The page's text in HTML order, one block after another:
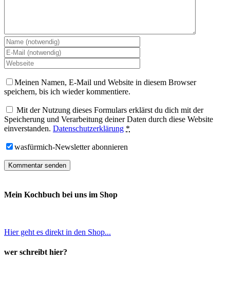
Meinen Namen, E-Mail und Website in diesem Browser
speichern, bis ich wieder kommentiere.
Mit der Nutzung dieses Formulars erklärst du dich mit der
Speicherung und Verarbeitung deiner Daten durch diese Website
einverstanden. Datenschutzerklärung *
wasfürmich-Newsletter abonnieren
Mein Kochbuch bei uns im Shop
Hier geht es direkt in den Shop...
wer schreibt hier?